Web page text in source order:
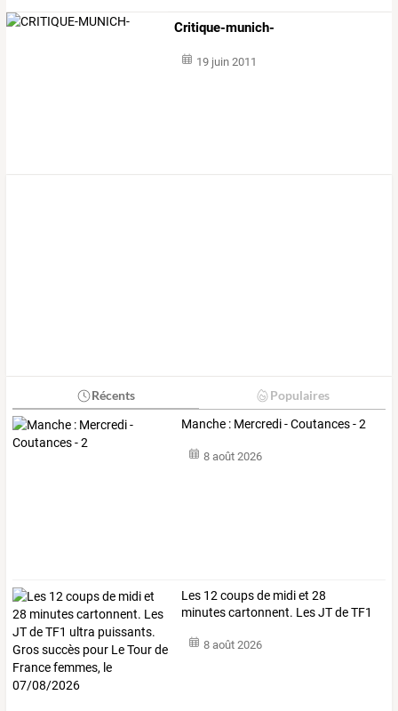
Critique-munich-
19 juin 2011
Récents Populaires
Manche : Mercredi - Coutances - 2
8 août 2026
Les 12 coupsde midiet 28
minutescartonnent. LesJTdeTF1
8 août 2026